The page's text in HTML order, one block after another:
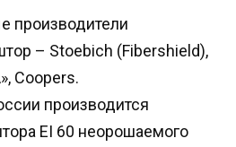
производители
– Stoebich (Fibershield),
Coopers.
производится
EI 60 неорошаемого